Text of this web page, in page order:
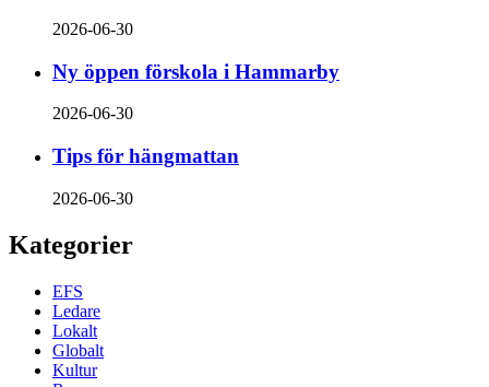
2026-06-30
Ny öppen förskola i Hammarby
2026-06-30
Tips för hängmattan
2026-06-30
Kategorier
EFS
Ledare
Lokalt
Globalt
Kultur